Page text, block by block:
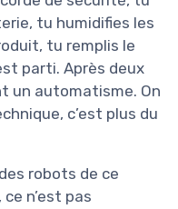
tu humidifies les
tu remplis le
parti. Après deux
un automatisme. On
c’est plus du
robots de ce
n’est pas